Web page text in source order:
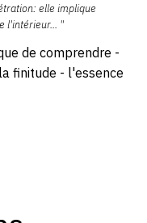
elle implique
l'intérieur... "
de comprendre -
finitude - l'essence